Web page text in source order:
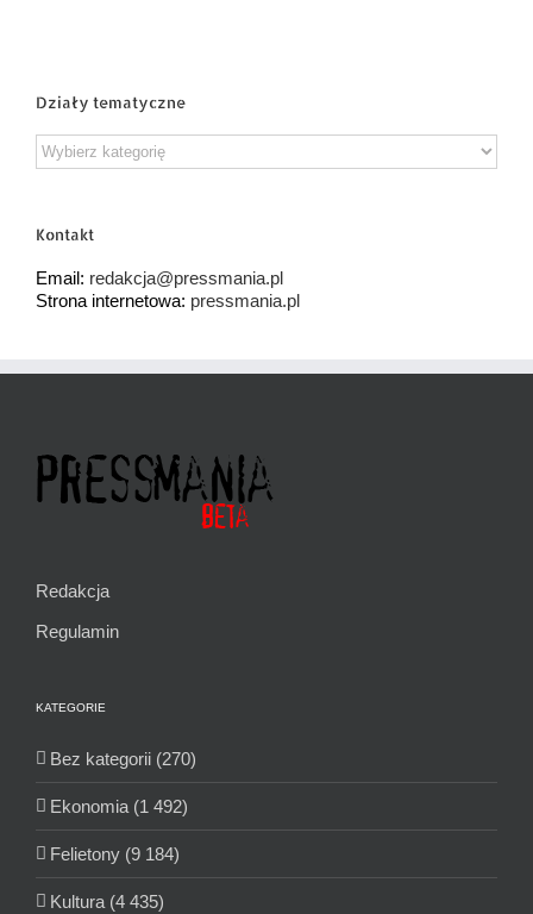
Działy tematyczne
Działy
tematyczne
Kontakt
Email: redakcja@pressmania.pl
Strona internetowa: pressmania.pl
Redakcja
Regulamin
KATEGORIE
Bez kategorii (270)
Ekonomia (1 492)
Felietony (9 184)
Kultura (4 435)